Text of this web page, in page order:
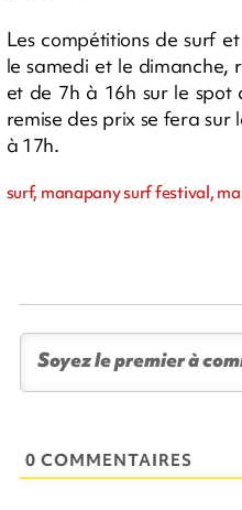
Les compétitions de surf
le samedi et le dimanche,
et de 7h à 16h sur le spot
remise des prix se fera
à 17h.
surf, manapany surf festival,
0 COMMENTAIRES